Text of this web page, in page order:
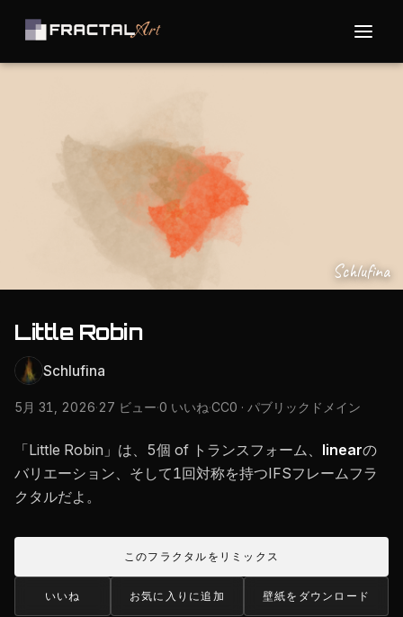
Schlufina
Little Robin
Schlufina
5月 31, 2026·27 ビュー·0 いいね·CC0 · パブリックドメイン
「Little Robin」は、5個 of トランスフォーム、 linearの
バリエーション、そして1回対称を持つIFSフレームフラ
クタルだよ。
このフラクタルをリミックス
いいね お気に入りに追加 壁紙をダウンロード